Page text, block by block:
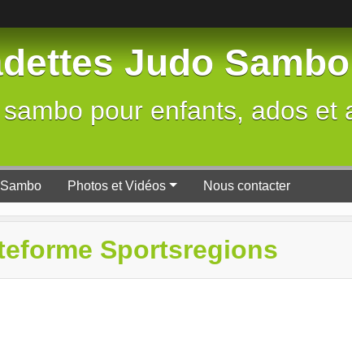
Judo Sambo
pour enfants, ados et
Sambo Photos et Vidéos Nous contacter
Sportsregions